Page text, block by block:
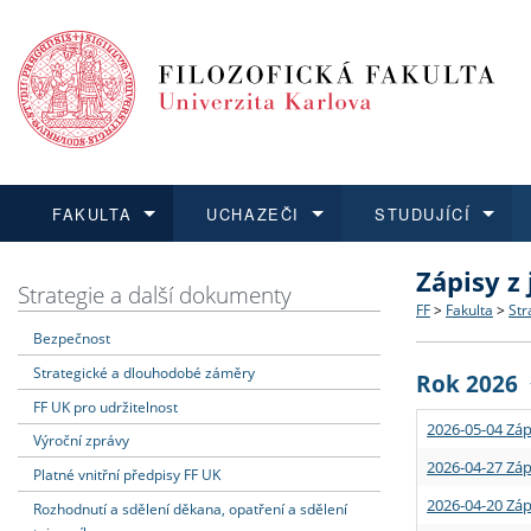
FAKULTA
Dozvědět se více
Struktura
Strategie
Podpora
UCHAZEČI
Podat přihlášku
Co
Učitelské
STUDUJÍCÍ
Dozvědět se více
Rigorózní
Dozvědět se více
O vědě a
Granty a
Dozvědět se více
Aktuální
Strategie a další dokumenty
Bezpečnost
Strategické a dlouhodobé záměry
FF UK pro udržitelnost
Výroční zprávy
Platné vnitřní předpisy FF UK
Rozhodnutí a sdělení děkana, opatření a sdělení
Zápisy
FF > Fakulta >
Rok 2026
2026-05-04
2026-04-27
2026-04-20